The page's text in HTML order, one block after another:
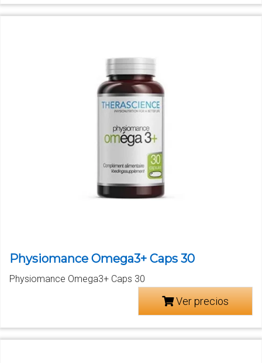
Physiomance Omega3+ Caps 30
Physiomance Omega3+ Caps 30
Ver precios